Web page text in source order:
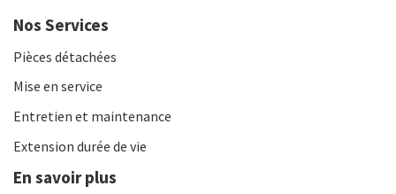
Nos Services
Pièces détachées
Mise en service
Entretien et maintenance
Extension durée de vie
En savoir plus